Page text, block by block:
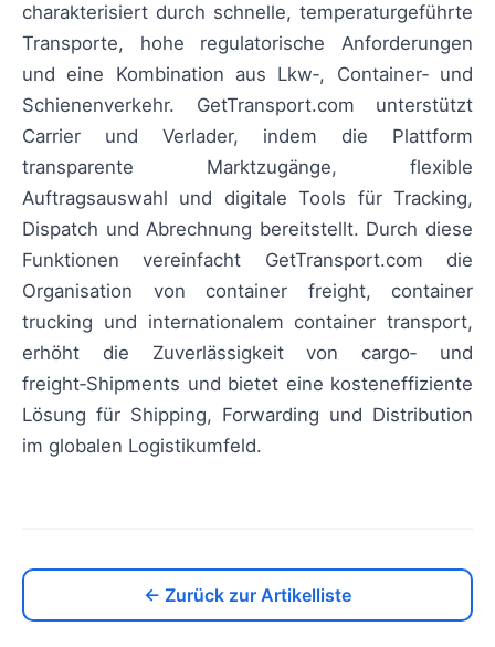
charakterisiert durch schnelle, temperaturgeführte
Transporte, hohe regulatorische Anforderungen
und eine Kombination aus Lkw‑, Container‑ und
Schienenverkehr. GetTransport.com unterstützt
Carrier und Verlader, indem die Plattform
transparente Marktzugänge, flexible
Auftragsauswahl und digitale Tools für Tracking,
Dispatch und Abrechnung bereitstellt. Durch diese
Funktionen vereinfacht GetTransport.com die
Organisation von container freight, container
trucking und internationalem container transport,
erhöht die Zuverlässigkeit von cargo‑ und
freight‑Shipments und bietet eine kosteneffiziente
Lösung für Shipping, Forwarding und Distribution
im globalen Logistikumfeld.
← Zurück zur Artikelliste